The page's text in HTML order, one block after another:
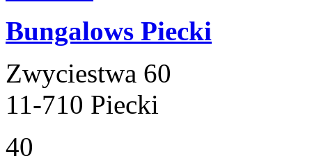
Bungalows Piecki
Zwyciestwa 60
11-710 Piecki
40